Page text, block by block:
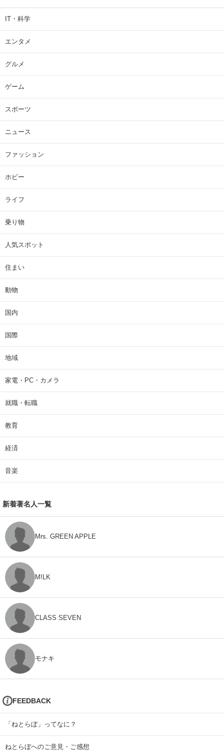
IT・科学
エンタメ
グルメ
ゲーム
スポーツ
ニュース
ファッション
ホビー
ライフ
乗り物
人気スポット
住まい
動物
国内
国際
地域
家電・PC・カメラ
就職・転職
教育
経済
音楽
新着著名人一覧
Mrs. GREEN APPLE
M!LK
CLASS SEVEN
モナキ
FEEDBACK
「ねとらぼ」ってなに？
ねとらぼへのご意見・ご感想